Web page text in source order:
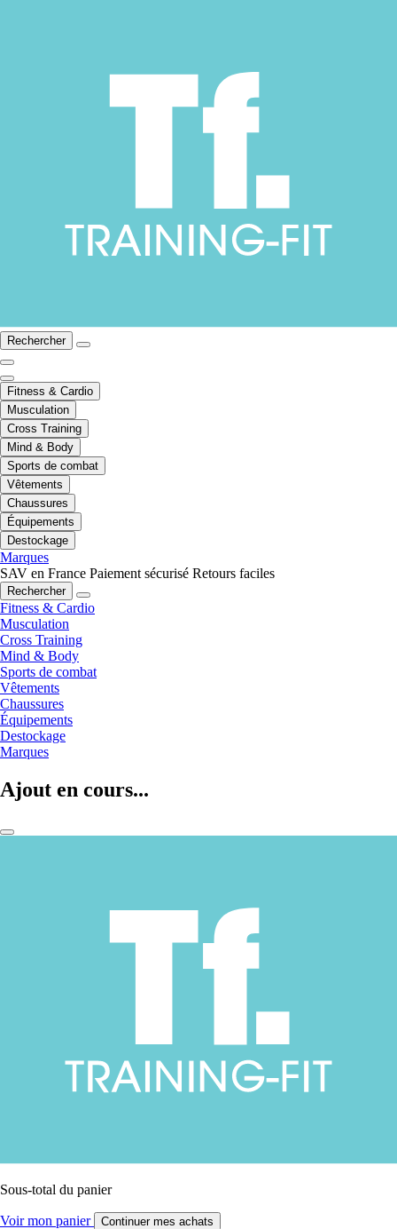
Rechercher
Fitness & Cardio
Musculation
Cross Training
Mind & Body
Sports de combat
Vêtements
Chaussures
Équipements
Destockage
Marques
SAV en France Paiement sécurisé Retours faciles
Rechercher
Fitness & Cardio
Musculation
Cross Training
Mind & Body
Sports de combat
Vêtements
Chaussures
Équipements
Destockage
Marques
Ajout en cours...
Sous-total du panier
Voir mon panier Continuer mes achats